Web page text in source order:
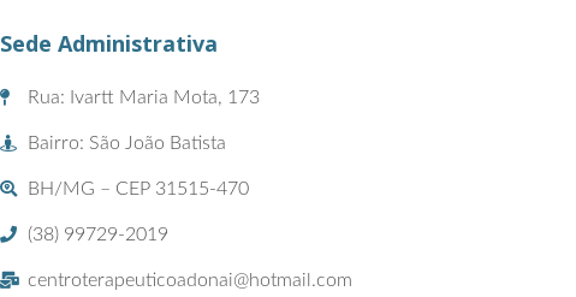
Sede Administrativa
Rua: Ivartt Maria Mota, 173
Bairro: São João Batista
BH/MG – CEP 31515-470
(38) 99729-2019
centroterapeuticoadonai@hotmail.com